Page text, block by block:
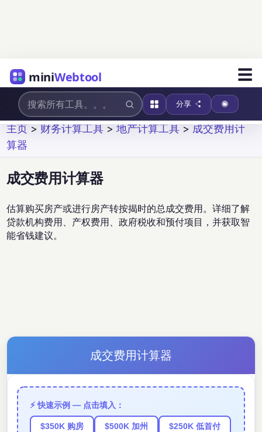
miniWebtool ☰
分享
主页 > 财务计算工具 >地产计算工具 > 成交费用计
算器
成交费用计算器
估算购买房产或进行房产转按揭时的总成交费用。详细了解
贷款机构费用、产权费用、政府税收和预付项目，并获取智
能省钱建议。
成交费用计算器
⚡ 快速示例 — 点击填入：
$350K 购房 $500K 加州 $250K 低首付